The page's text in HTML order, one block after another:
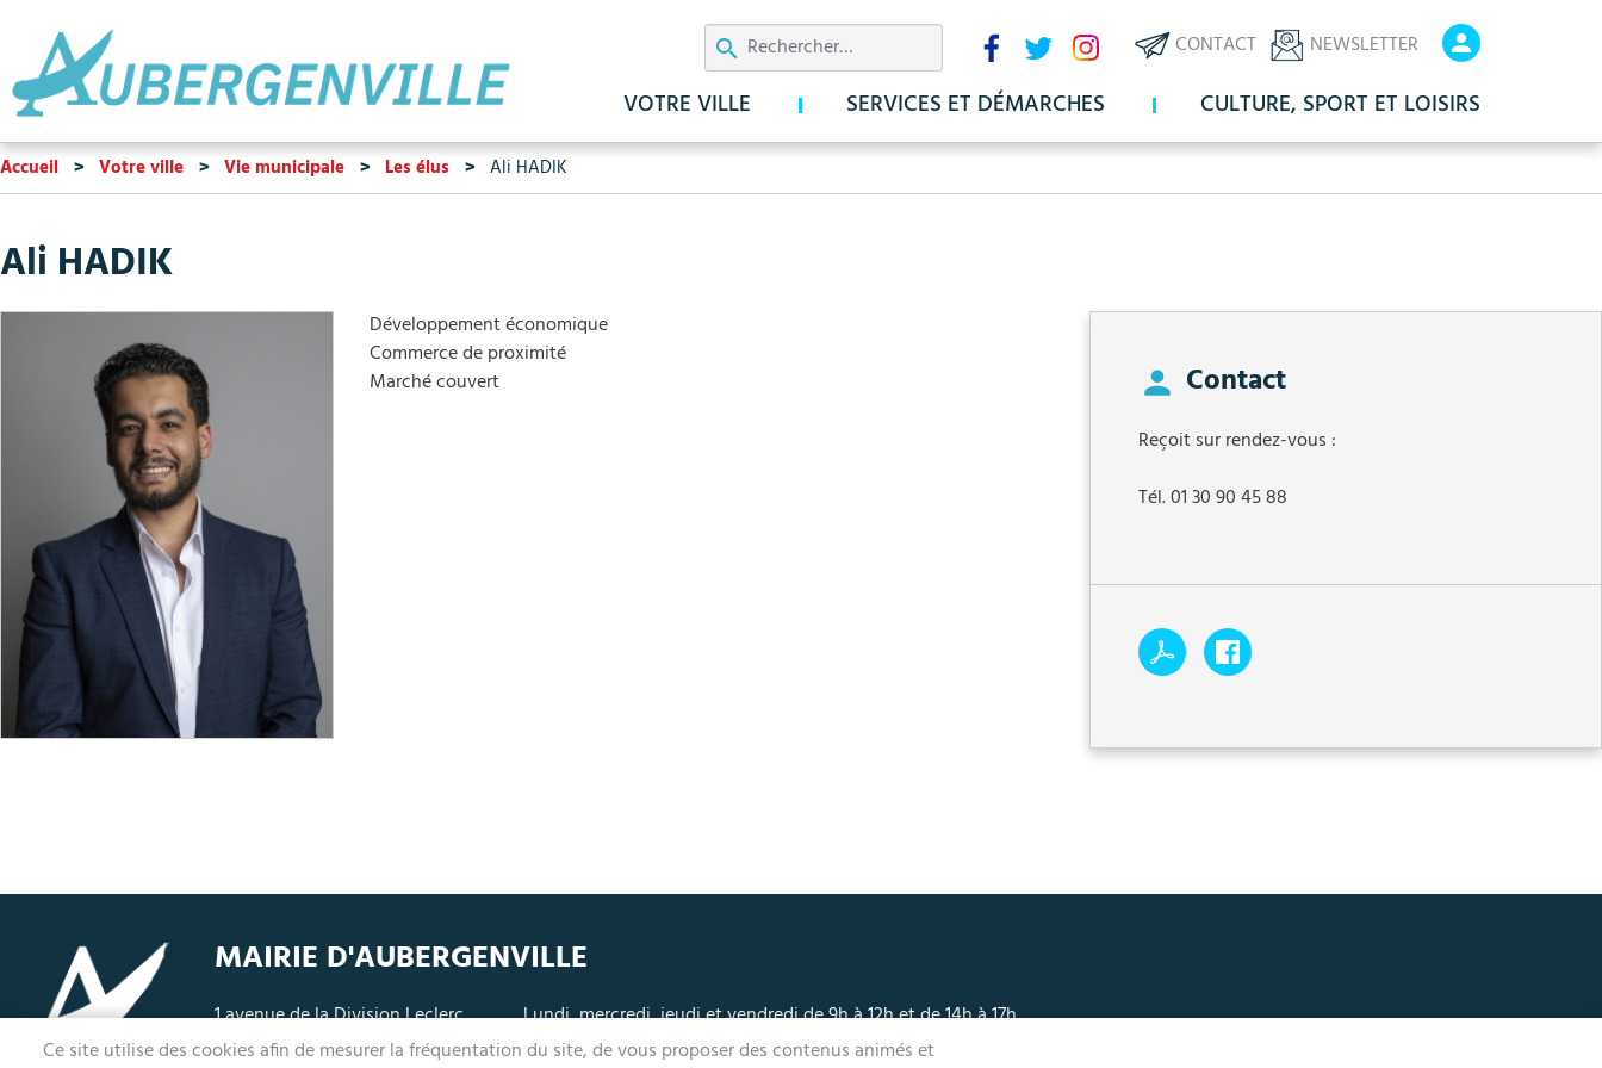
au
contenu
principal
En-
tête
-
En-
tête
Communication
CONTACT NEWSLETTER
Réseaux
sociaux
VOTRE VILLE SERVICES ET DÉMARCHES CULTURE, SPORT ET LOISIRS
Accueil Votre ville Vie municipale Les élus Ali HADIK
Ali HADIK
Développement économique
Commerce de proximité
Marché couvert
Contact
Reçoit sur rendez-vous :
Tél. 01 30 90 45 88
Ce site utilise des cookies afin de mesurer la fréquentation du site, de vous proposer des contenus animés et
MAIRIE D'AUBERGENVILLE
1 avenue de la Division Leclerc
78410 Aubergenville
Lundi, mercredi, jeudi et vendredi de 9h à 12h et de 14h à 17h
Mardi 14h à 17h, nocturne jusqu'à 19h pour l'Accueil et l'État Civil